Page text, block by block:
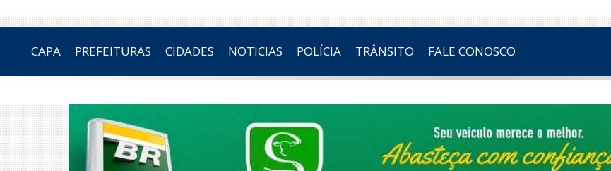
CAPA PREFEITURAS CIDADES NOTICIAS POLÍCIA TRÂNSITO FALE CONOSCO